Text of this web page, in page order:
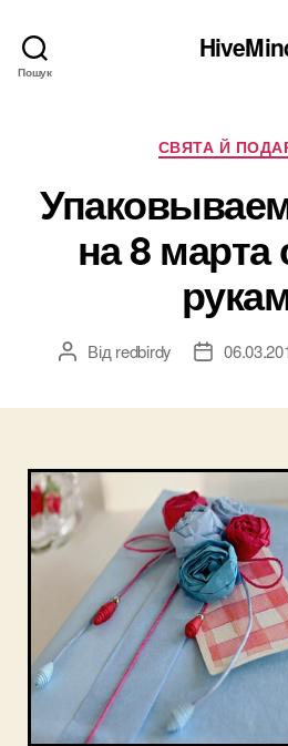
Пошук
СВЯТА Й
на 8
Автор
Від redbirdy
Дата